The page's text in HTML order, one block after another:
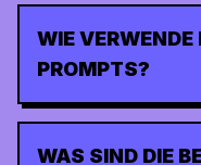
WIE VERWENDE
PROMPTS?
WAS SIND DIE